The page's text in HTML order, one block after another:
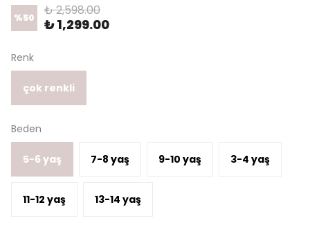
%50 ₺ 2,598.00
₺ 1,299.00
Renk
çok renkli
Beden
5-6 yaş 7-8 yaş 9-10 yaş 3-4 yaş
11-12 yaş 13-14 yaş